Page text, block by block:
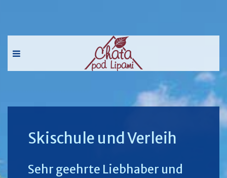
Skischule und Verleih
Sehr geehrte Liebhaber und